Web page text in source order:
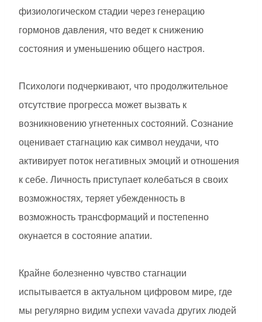
физиологическом стадии через генерацию
гормонов давления, что ведет к снижению
состояния и уменьшению общего настроя.
Психологи подчеркивают, что продолжительное
отсутствие прогресса может вызвать к
возникновению угнетенных состояний. Сознание
оценивает стагнацию как символ неудачи, что
активирует поток негативных эмоций и отношения
к себе. Личность приступает колебаться в своих
возможностях, теряет убежденность в
возможность трансформаций и постепенно
окунается в состояние апатии.
Крайне болезненно чувство стагнации
испытывается в актуальном цифровом мире, где
мы регулярно видим успехи vavada других людей